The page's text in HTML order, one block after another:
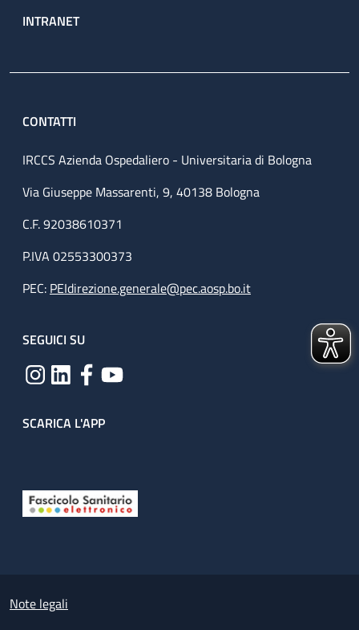
INTRANET
CONTATTI
IRCCS Azienda Ospedaliero - Universitaria di Bologna
Via Giuseppe Massarenti, 9, 40138 Bologna
C.F. 92038610371
P.IVA 02553300373
PEC: PEIdirezione.generale@pec.aosp.bo.it
SEGUICI SU
SCARICA L'APP
Small prints
Note legali